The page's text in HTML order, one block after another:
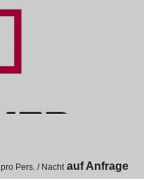
pro Pers. / Nacht auf Anfrage